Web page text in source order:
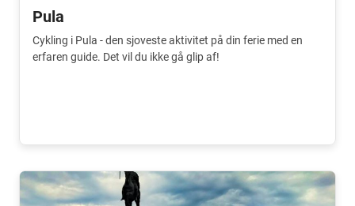
Pula
Cykling i Pula - den sjoveste aktivitet på din ferie med en
erfaren guide. Det vil du ikke gå glip af!